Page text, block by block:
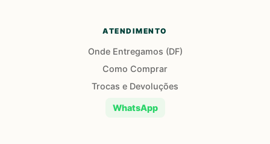
ATENDIMENTO
Onde Entregamos (DF)
Como Comprar
Trocas e Devoluções
WhatsApp